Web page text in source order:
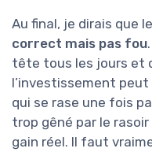
Au final, je dirais que
correct mais pas fou
tête tous les jours et
l’investissement peut
qui se rase une fois
trop gêné par le
gain réel. Il faut